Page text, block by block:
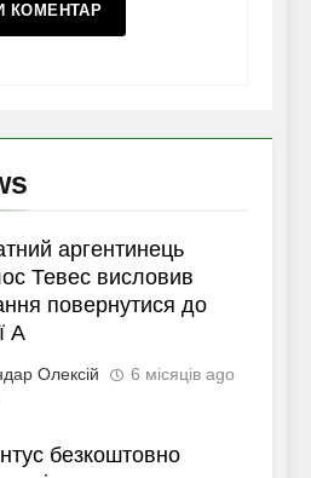
аргентинець
Тевес висловив
повернутися до
А
Олексій 6 місяців ago
безкоштовно